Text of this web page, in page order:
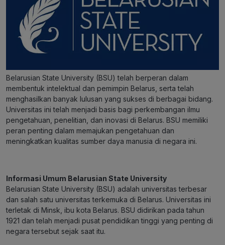
Belarusian State University (BSU) telah berperan dalam
membentuk intelektual dan pemimpin Belarus, serta telah
menghasilkan banyak lulusan yang sukses di berbagai bidang.
Universitas ini telah menjadi basis bagi perkembangan ilmu
pengetahuan, penelitian, dan inovasi di Belarus. BSU memiliki
peran penting dalam memajukan pengetahuan dan
meningkatkan kualitas sumber daya manusia di negara ini.
Informasi Umum Belarusian State University
Belarusian State University (BSU) adalah universitas terbesar
dan salah satu universitas terkemuka di Belarus. Universitas ini
terletak di Minsk, ibu kota Belarus. BSU didirikan pada tahun
1921 dan telah menjadi pusat pendidikan tinggi yang penting di
negara tersebut sejak saat itu.